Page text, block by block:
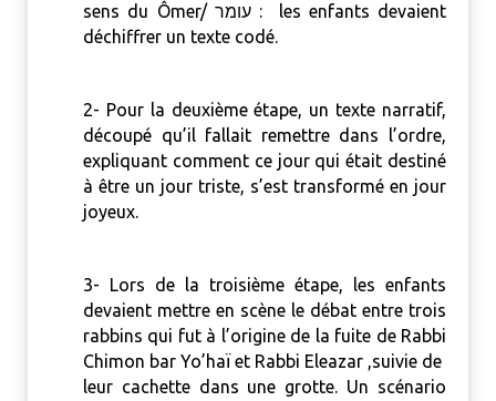
sens du Ômer/ עומר : les enfants devaient
déchiffrer un texte codé.
2- Pour la deuxième étape, un texte narratif,
découpé qu’il fallait remettre dans l’ordre,
expliquant comment ce jour qui était destiné
à être un jour triste, s’est transformé en jour
joyeux.
3- Lors de la troisième étape, les enfants
devaient mettre en scène le débat entre trois
rabbins qui fut à l’origine de la fuite de Rabbi
Chimon bar Yo’haï et Rabbi Eleazar ,suivie de
leur cachette dans une grotte. Un scénario